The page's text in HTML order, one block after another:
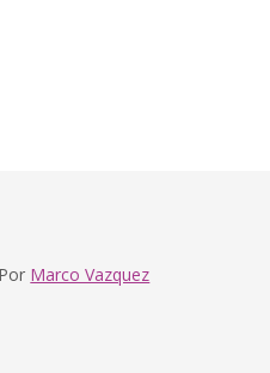
Marco Vazquez